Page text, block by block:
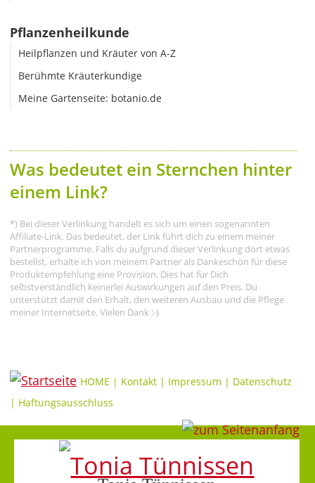
Pflanzenheilkunde
Heilpflanzen und Kräuter von A-Z
Berühmte Kräuterkundige
Meine Gartenseite: botanio.de
Was bedeutet ein Sternchen hinter
einem Link?
*) Bei dieser Verlinkung handelt es sich um einen sogenannten
Affiliate-Link. Das bedeutet, der Link führt dich zu einem meiner
Partnerprogramme. Falls du aufgrund dieser Verlinkung dort etwas
bestellst, erhalte ich von meinem Partner als Dankeschön für diese
Produktempfehlung eine Provision. Dies hat für Dich
selbstverständlich keinerlei Auswirkungen auf den Preis. Du
unterstützt damit den Erhalt, den weiteren Ausbau und die Pflege
meiner Internetseite. Vielen Dank :-)
HOME | Kontakt | Impressum | Datenschutz
| Haftungsausschluss